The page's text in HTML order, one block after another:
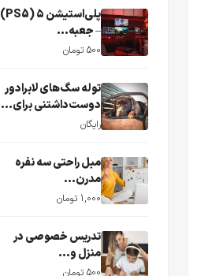
پلی‌استیشن ۵ (PS5)
– جعبه...
500 تومان
توله سگ‌های لابرادور
دوست‌داشتنی برای...
رایگان
مبل راحتی سه نفره
مدرن...
1,000 تومان
تدریس خصوصی در
منزل و...
500 تومان